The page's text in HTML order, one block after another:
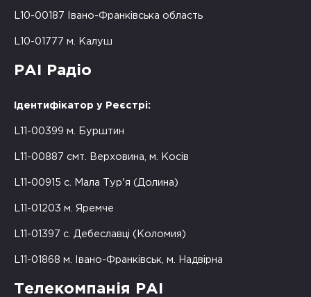
L10-00187 Івано-Франківська область
L10-01777 м. Калуш
РАІ Радіо
Ідентифікатор у Реєстрі:
L11-00399 м. Бурштин
L11-00887 смт. Верховина, м. Косів
L11-00915 с. Мала Тур'я (Долина)
L11-01203 м. Яремче
L11-01397 с. Дебеславці (Коломия)
L11-01868 м. Івано-Франківськ, м. Надвірна
Телекомпанія РАІ